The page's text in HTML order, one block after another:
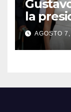
la
deAGOSTO